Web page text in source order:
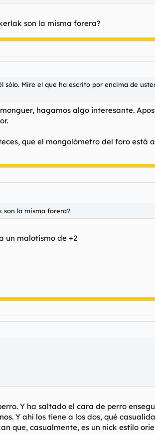
son la misma forera?
sólo. Mire el que ha escrito por encima de
hagamos algo interesante.
que el mongolómetro del foro está
son la misma forera?
un malotismo de +2
Y ha saltado el cara de perro
Y ahí los tiene a los dos, qué
que, casualmente, es un nick estilo